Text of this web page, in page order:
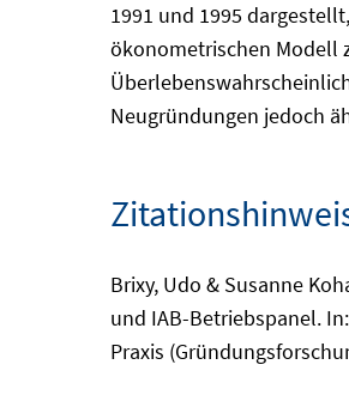
1991 und 1995
ökonometrischen Modell
Neugründungen jedoch
Brixy, Udo & Susanne
und IAB-Betriebspanel.
Praxis